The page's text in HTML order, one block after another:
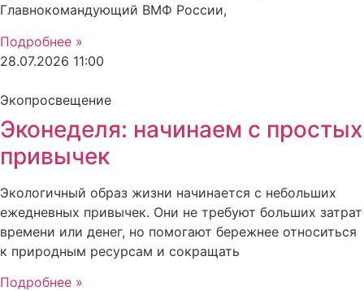
Главнокомандующий ВМФ России,
Подробнее »
28.07.2026 11:00
Экопросвещение
Эконеделя: начинаем с простых
привычек
Экологичный образ жизни начинается с небольших
ежедневных привычек. Они не требуют больших затрат
времени или денег, но помогают бережнее относиться
к природным ресурсам и сокращать
Подробнее »